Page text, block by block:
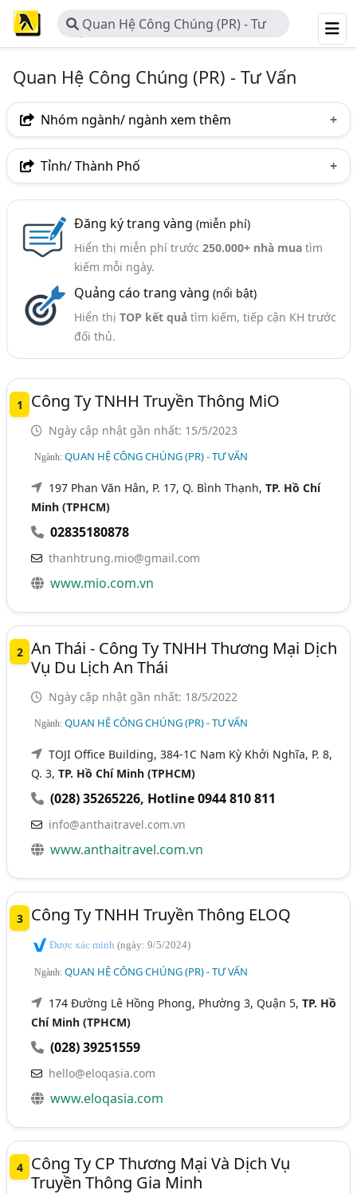
Quan Hệ Công Chúng (PR) - Tư
Vấn
Quan Hệ Công Chúng (PR) - Tư Vấn
Nhóm ngành/ ngành xem thêm
Ngành nghề
Ngành xem thêm
Truyền Thông - Các Công Ty Truyền Thông (217)
Lược Thương Hiệu (136)
Tỉnh/ Thành Phố
Tp. Đà Nẵng
Đăng ký trang vàng (miễn phí)
Hiển thị miễn phí trước 250.000+ nhà muatìm
kiếm mỗi ngày.
Quảng cáo trang vàng (nổi bật)
Hiển thị TOP kết quảtìm kiếm, tiếp cận KH trước
đối thủ.
1 Công Ty TNHH Truyền Thông MiO
Ngày cập nhật gần nhất: 15/5/2023
Ngành:QUAN HỆ CÔNG CHÚNG (PR) - TƯ VẤN
197 Phan Văn Hân, P. 17, Q. Bình Thạnh,TP. Hồ Chí
Minh (TPHCM)
02835180878
thanhtrung.mio@gmail.com
www.mio.com.vn
2 An Thái - Công Ty TNHH Thương Mại Dịch
Vụ Du Lịch An Thái
Ngày cập nhật gần nhất: 18/5/2022
Ngành:QUAN HỆ CÔNG CHÚNG (PR) - TƯ VẤN
TOJI Office Building, 384-1C Nam Kỳ Khởi Nghĩa, P. 8,
Q. 3,TP. Hồ Chí Minh (TPHCM)
(028) 35265226, Hotline 0944 810 811
info@anthaitravel.com.vn
www.anthaitravel.com.vn
3 Công Ty TNHH Truyền Thông ELOQ
Được xác minh(ngày: 9/5/2024)
Ngành:QUAN HỆ CÔNG CHÚNG (PR) - TƯ VẤN
174 Đường Lê Hồng Phong, Phường 3, Quận 5,TP. Hồ
Chí Minh (TPHCM)
(028) 39251559
hello@eloqasia.com
www.eloqasia.com
4
Công Ty CP Thương Mại Và Dịch Vụ
Truyền Thông Gia Minh